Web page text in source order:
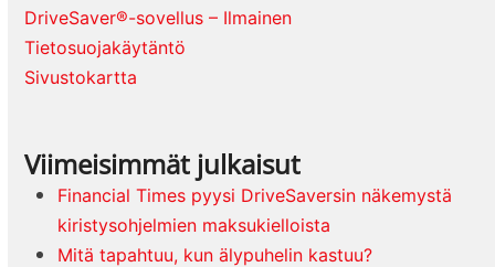
DriveSaver®-sovellus – Ilmainen
Tietosuojakäytäntö
Sivustokartta
Viimeisimmät julkaisut
Financial Times pyysi DriveSaversin näkemystä
kiristysohjelmien maksukielloista
Mitä tapahtuu, kun älypuhelin kastuu?